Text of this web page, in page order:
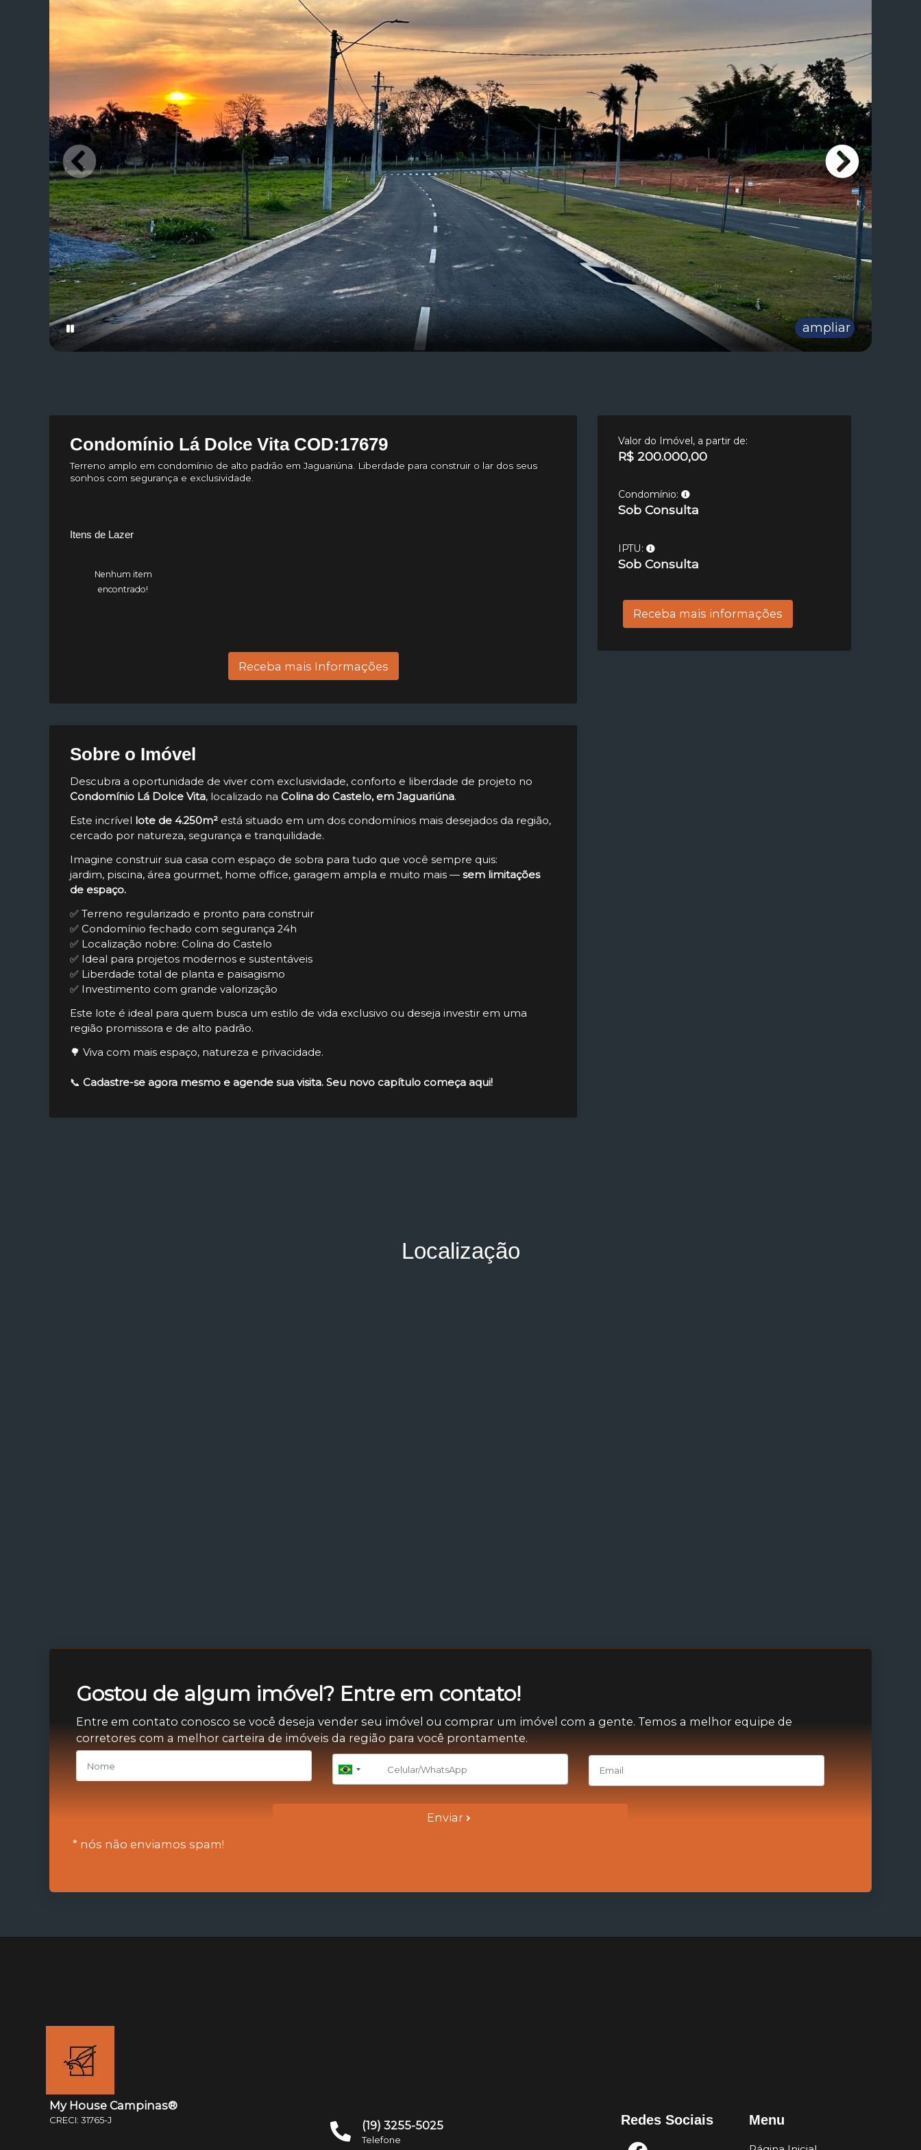
ampliar
Condomínio Lá Dolce Vita COD:17679
Terreno amplo em condomínio de alto padrão em Jaguariúna. Liberdade para construir o lar dos seus
sonhos com segurança e exclusividade.
Itens de Lazer
Nenhum item
encontrado!
Receba mais Informações
Sobre o Imóvel
Descubra a oportunidade de viver com exclusividade, conforto e liberdade de projeto no
Condomínio Lá Dolce Vita, localizado na Colina do Castelo, em Jaguariúna.
Este incrível lote de 4.250m² está situado em um dos condomínios mais desejados da região,
cercado por natureza, segurança e tranquilidade.
Imagine construir sua casa com espaço de sobra para tudo que você sempre quis:
jardim, piscina, área gourmet, home office, garagem ampla e muito mais —sem limitações
de espaço.
✅ Terreno regularizado e pronto para construir
✅ Condomínio fechado com segurança 24h
✅ Localização nobre: Colina do Castelo
✅ Ideal para projetos modernos e sustentáveis
✅ Liberdade total de planta e paisagismo
✅ Investimento com grande valorização
Este lote é ideal para quem busca um estilo de vida exclusivo ou deseja investir em uma
região promissora e de alto padrão.
🌳 Viva com mais espaço, natureza e privacidade.
📞 Cadastre-se agora mesmo e agende sua visita. Seu novo capítulo começa aqui!
Valor do Imóvel, a partir de:
R$ 200.000,00
Condomínio:
Sob Consulta
IPTU:
Sob Consulta
Receba mais informações
Localização
Gostou de algum imóvel? Entre em contato!
Entre em contato conosco se você deseja vender seu imóvel ou comprar um imóvel com a gente. Temos a melhor equipe de
corretores com a melhor carteira de imóveis da região para você prontamente.
Brazil
+55
Enviar
* nós não enviamos spam!
My House Campinas®
CRECI: 31765-J (19) 3255-5025
Telefone
Redes Sociais Menu